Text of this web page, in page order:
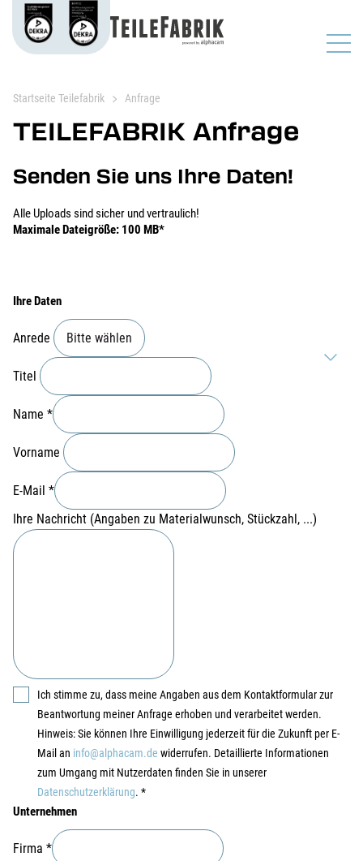
Startseite Teilefabrik Anfrage
TEILEFABRIK Anfrage
Senden Sie uns Ihre Daten!
Alle Uploads sind sicher und vertraulich!
Maximale Dateigröße: 100 MB*
Ihre Daten
Anrede
Titel
Name *
Vorname
E-Mail *
Ihre Nachricht (Angaben zu Materialwunsch, Stückzahl, ...)
Ich stimme zu, dass meine Angaben aus dem Kontaktformular zur
Beantwortung meiner Anfrage erhoben und verarbeitet werden.
Hinweis: Sie können Ihre Einwilligung jederzeit für die Zukunft per E-
Mail an info@alphacam.de widerrufen. Detaillierte Informationen
zum Umgang mit Nutzerdaten finden Sie in unserer
Datenschutzerklärung. *
Unternehmen
Firma *